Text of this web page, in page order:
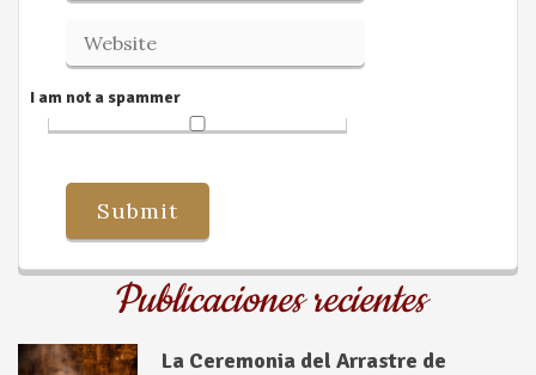
I am not a spammer
Publicaciones recientes
La Ceremonia del Arrastre de